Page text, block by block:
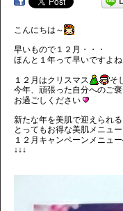
こんにちは～
早いもので１２月・・・
ほんと１年って早いですよね
１２月はクリスマス
そ
今年、頑張った自分へのご
お過ごしください
新たな年を美肌で迎えられ
とってもお得な美肌メニュ
１２月キャンペーンメニュー
↓↓↓